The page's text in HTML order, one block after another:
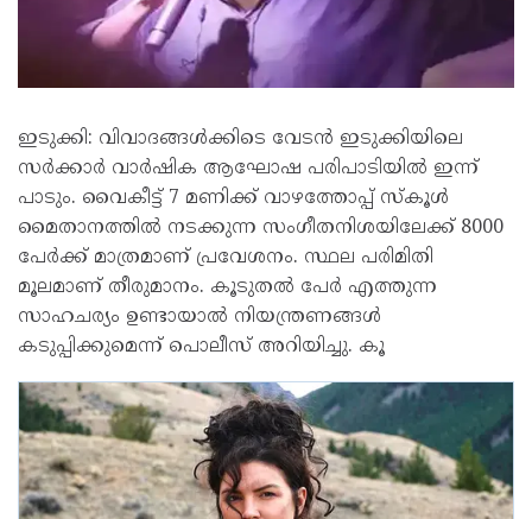
ഇടുക്കി: വിവാദങ്ങൾക്കിടെ വേടൻ ഇടുക്കിയിലെ
സർക്കാർ വാർഷിക ആഘോഷ പരിപാടിയിൽ ഇന്ന്
പാടും. വൈകീട്ട് 7 മണിക്ക് വാഴത്തോപ്പ് സ്കൂൾ
മൈതാനത്തിൽ നടക്കുന്ന സംഗീതനിശയിലേക്ക് 8000
പേർക്ക് മാത്രമാണ് പ്രവേശനം. സ്ഥല പരിമിതി
മൂലമാണ് തീരുമാനം. കൂടുതൽ പേർ എത്തുന്ന
സാഹചര്യം ഉണ്ടായാൽ നിയന്ത്രണങ്ങൾ
കടുപ്പിക്കുമെന്ന് പൊലീസ് അറിയിച്ചു. കൂ